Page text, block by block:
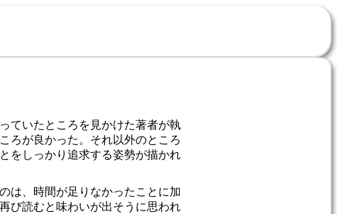
ていたところを見かけた著者が執
ろが良かった。それ以外のところ
をしっかり追求する姿勢が描かれ
は、時間が足りなかったことに加
び読むと味わいが出そうに思われ